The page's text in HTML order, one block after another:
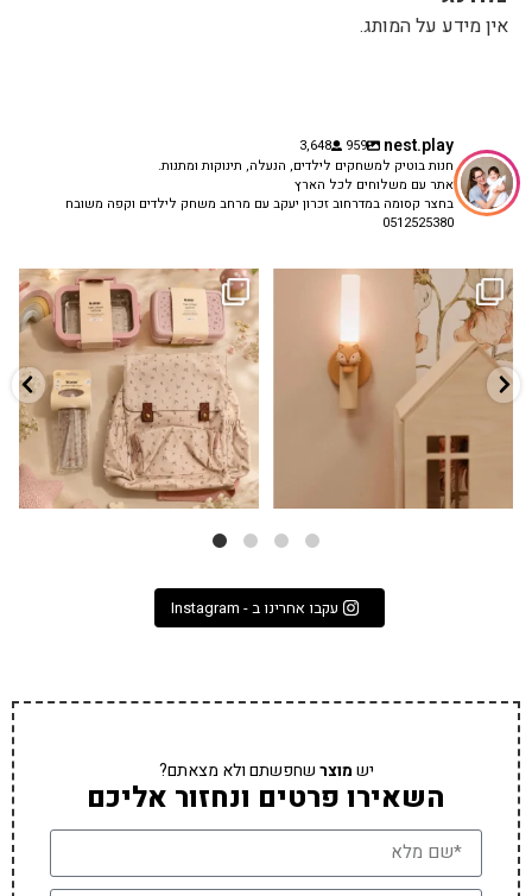
אין מידע על המותג.
nest.play
959
3,648
חנות בוטיק למשחקים לילדים, הנעלה, תינוקות ומתנות.
אתר עם משלוחים לכל הארץ
בחצר קסומה במדרחוב זכרון יעקב עם מרחב משחק לילדים וקפה משובח
0512525380
✨ חוזרים למסגרת בסטייל! ✨
הקולקציה החדשה...
9 4
גם פריט עיצובי לחדר, גם מנורת לילה
...
3 0
עקבו אחרינו ב - Instagram
ישמוצרשחפשתם ולא מצאתם?
השאירו פרטים ונחזור אליכם